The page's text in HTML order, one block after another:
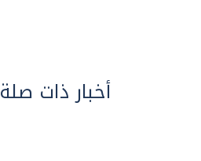
أخبار ذات صلة